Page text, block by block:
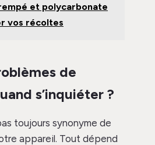
et polycarbonate
vos récoltes
de
s’inquiéter ?
toujours synonyme de
appareil. Tout dépend